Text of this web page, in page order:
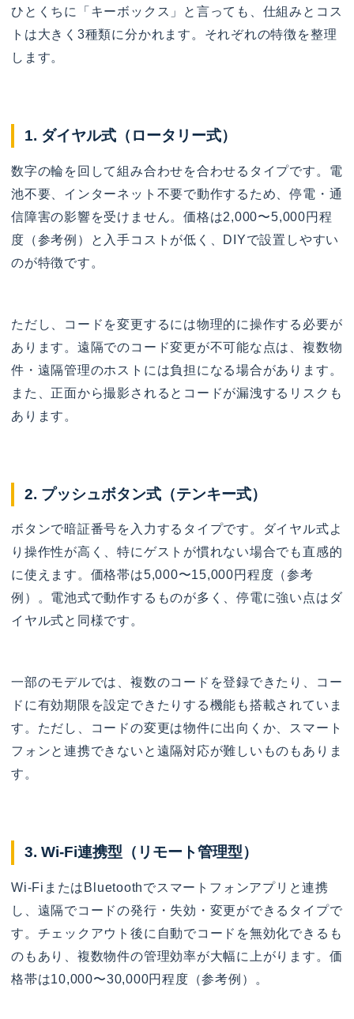
ひとくちに「キーボックス」と言っても、仕組みとコス
トは大きく3種類に分かれます。それぞれの特徴を整理
します。
1. ダイヤル式（ロータリー式）
数字の輪を回して組み合わせを合わせるタイプです。電
池不要、インターネット不要で動作するため、停電・通
信障害の影響を受けません。価格は2,000〜5,000円程
度（参考例）と入手コストが低く、DIYで設置しやすい
のが特徴です。
ただし、コードを変更するには物理的に操作する必要が
あります。遠隔でのコード変更が不可能な点は、複数物
件・遠隔管理のホストには負担になる場合があります。
また、正面から撮影されるとコードが漏洩するリスクも
あります。
2. プッシュボタン式（テンキー式）
ボタンで暗証番号を入力するタイプです。ダイヤル式よ
り操作性が高く、特にゲストが慣れない場合でも直感的
に使えます。価格帯は5,000〜15,000円程度（参考
例）。電池式で動作するものが多く、停電に強い点はダ
イヤル式と同様です。
一部のモデルでは、複数のコードを登録できたり、コー
ドに有効期限を設定できたりする機能も搭載されていま
す。ただし、コードの変更は物件に出向くか、スマート
フォンと連携できないと遠隔対応が難しいものもありま
す。
3. Wi-Fi連携型（リモート管理型）
Wi-FiまたはBluetoothでスマートフォンアプリと連携
し、遠隔でコードの発行・失効・変更ができるタイプで
す。チェックアウト後に自動でコードを無効化できるも
のもあり、複数物件の管理効率が大幅に上がります。価
格帯は10,000〜30,000円程度（参考例）。